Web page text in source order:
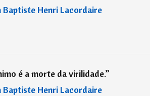
Baptiste Henri Lacordaire
é a morte da virilidade.”
Baptiste Henri Lacordaire